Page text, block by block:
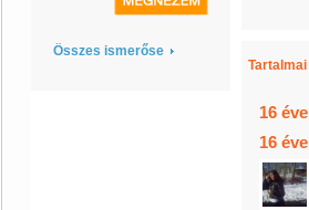
Összes ismerőse
Tartalmai
16 éve
16 éve